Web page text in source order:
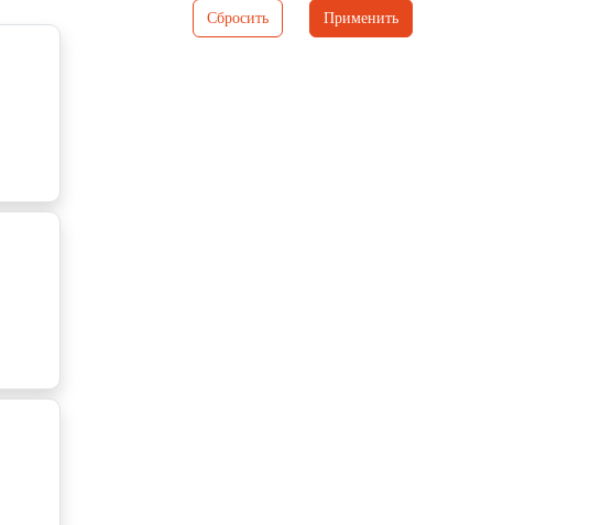
Сбросить Применить